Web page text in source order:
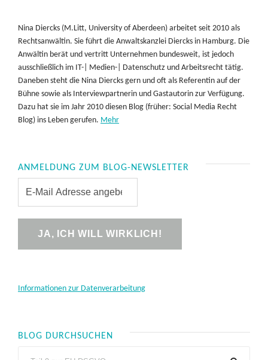
Nina Diercks (M.Litt, University of Aberdeen) arbeitet seit 2010 als
Rechtsanwältin. Sie führt die Anwaltskanzlei Diercks in Hamburg. Die
Anwältin berät und vertritt Unternehmen bundesweit, ist jedoch
ausschließlich im IT-| Medien-| Datenschutz und Arbeitsrecht tätig.
Daneben steht die Nina Diercks gern und oft als Referentin auf der
Bühne sowie als Interviewpartnerin und Gastautorin zur Verfügung.
Dazu hat sie im Jahr 2010 diesen Blog (früher: Social Media Recht
Blog) ins Leben gerufen. Mehr
ANMELDUNG ZUM BLOG-NEWSLETTER
Informationen zur Datenverarbeitung
BLOG DURCHSUCHEN